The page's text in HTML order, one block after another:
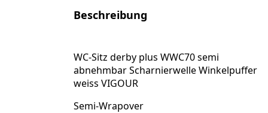
Beschreibung
WC-Sitz derby plus WWC70 semi
abnehmbar Scharnierwelle Winkelpuffer
weiss VIGOUR
Semi-Wrapover